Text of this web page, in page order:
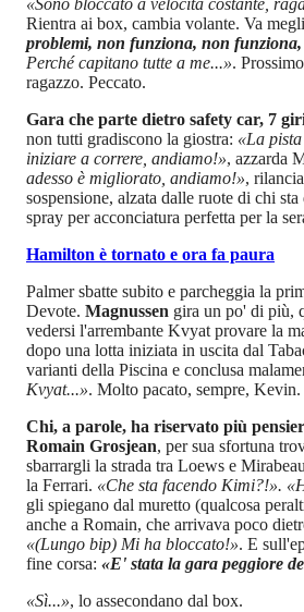
Rientra ai box, cambia volante. Va
problemi, non funziona, non
Perché capitano tutte a me...».
ragazzo. Peccato.
Gara che parte dietro safety car, 7
non tutti gradiscono la giostra: «La
iniziare a correre, andiamo!», azzarda
adesso è migliorato, andiamo!»,
sospensione, alzata dalle ruote di chi
spray per acconciatura perfetta per la
Hamilton è tornato e ora fa paura
Palmer sbatte subito e parcheggia la
Devote. Magnussen gira un po' di più,
vedersi l'arrembante Kvyat provare la
dopo una lotta iniziata in uscita dal
varianti della Piscina e conclusa
Kvyat...». Molto pacato, sempre, Kevin.
Chi, a parole, ha riservato più
Romain Grosjean, per sua sfortuna
sbarrargli la strada tra Loews e
la Ferrari. «Che sta facendo Kimi?!».
gli spiegano dal muretto (qualcosa
anche a Romain, che arrivava poco
«(Lungo bip) Mi ha bloccato!». E
fine corsa: «E' stata la gara peggiore
«Sì...», lo assecondano dal box.